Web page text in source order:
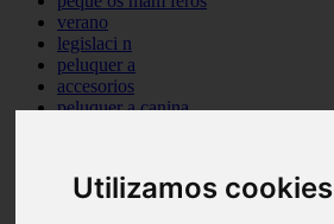
Utilizamos cookies
verano
legislaci n
peluquer a
accesorios
peluquer a canina
comportamiento
protagonistas